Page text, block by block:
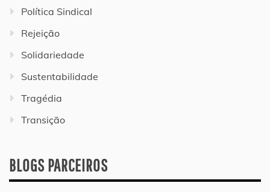
Política Sindical
Rejeição
Solidariedade
Sustentabilidade
Tragédia
Transição
BLOGS PARCEIROS